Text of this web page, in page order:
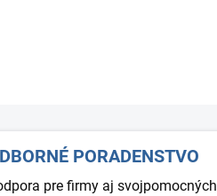
PORADENSTVO
pre firmy aj svojpomocných